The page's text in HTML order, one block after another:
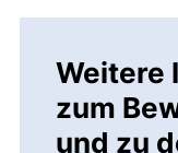
Weitere
zum
und zu